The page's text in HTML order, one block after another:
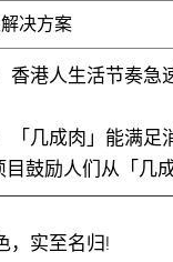
决方案
香港人生活节奏急
「几成肉」能满
目鼓励人们从「几
，实至名归!